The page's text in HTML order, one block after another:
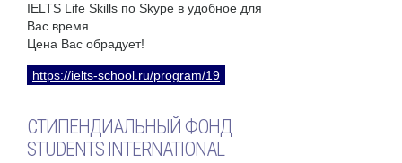
IELTS Life Skills по Skype в удобное для
Вас время.
Цена Вас обрадует!
https://ielts-school.ru/program/19
СТИПЕНДИАЛЬНЫЙ ФОНД
STUDENTS INTERNATIONAL